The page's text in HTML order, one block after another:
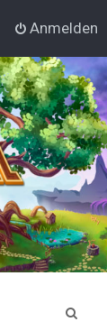
Anmelden